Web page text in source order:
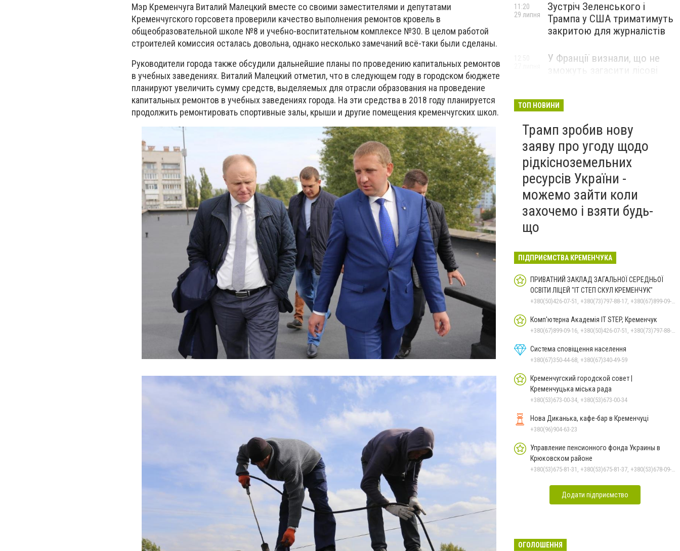
Мэр Кременчуга Виталий Малецкий вместе со своими заместителями и депутатами
Кременчугского горсовета проверили качество выполнения ремонтов кровель в
общеобразовательной школе №8 и учебно-воспитательном комплексе №30. В целом работой
строителей комиссия осталась довольна, однако несколько замечаний всё-таки были сделаны.
Руководители города также обсудили дальнейшие планы по проведению капитальных ремонтов
в учебных заведениях. Виталий Малецкий отметил, что в следующем году в городском бюджете
планируют увеличить сумму средств, выделяемых для отрасли образования на проведение
капитальных ремонтов в учебных заведениях города. На эти средства в 2018 году планируется
продолжить ремонтировать спортивные залы, крыши и другие помещения кременчугских школ.
Зустріч Зеленського і
Трампа у США триматимуть
закритою для журналістів
11:20
29 липня
У Франції визнали, що не
ТОП НОВИНИ
Трамп зробив нову
заяву про угоду щодо
рідкісноземельних
ресурсів України -
можемо зайти коли
захочемо і взяти будь-
що
ПІДПРИЄМСТВА КРЕМЕНЧУКА
ПРИВАТНИЙ ЗАКЛАД ЗАГАЛЬНОЇ СЕРЕДНЬОЇ
ОСВІТИ ЛІЦЕЙ "ІТ СТЕП СКУЛ КРЕМЕНЧУК"
+380(50)426-07-51, +380(73)797-88-17, +380(67)899-09-16
Комп'ютерна Академія IT STEP, Кременчук
+380(67)899-09-16, +380(50)426-07-51, +380(73)797-88-17
Система сповіщення населення
+380(67)350-44-68, +380(67)340-49-59
Кременчугский городской совет |
Кременчуцька міська рада
+380(53)673-00-34, +380(53)673-00-34
Нова Диканька, кафе-бар в Кременчуці
+380(96)904-63-23
Управление пенсионного фонда Украины в
Крюковском районе
+380(53)675-81-31, +380(53)675-81-37, +380(53)678-09-01, +380(53)675-81-32, +380(53)675-81-40, +380(53)675-81-33, +380(53)675-81-38, +380(53)678-08-87
Додати підприємство
ОГОЛОШЕННЯ